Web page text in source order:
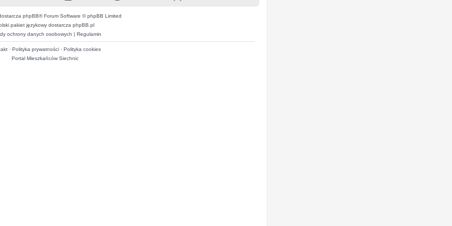
phpBB® Forum Software © phpBB Limited
pakiet językowy dostarcza phpBB.pl
ochrony danych osobowych | Regulamin
· Polityka prywatności· Polityka cookies
Portal Mieszkańców Siechnic